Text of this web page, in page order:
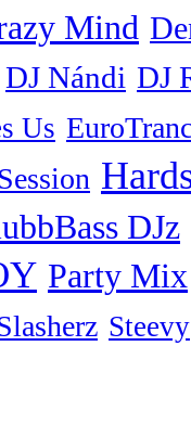
Mind
DJ Nándi DJ
Us
DJz
Party Mix
Steevy